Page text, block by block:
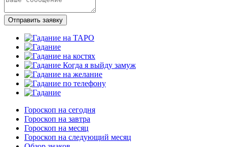
Отправить заявку
Гороскоп на сегодня
Гороскоп на завтра
Гороскоп на месяц
Гороскоп на следующий месяц